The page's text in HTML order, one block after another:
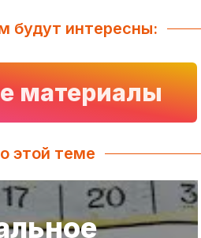
будут интересны:
материалы
этой теме